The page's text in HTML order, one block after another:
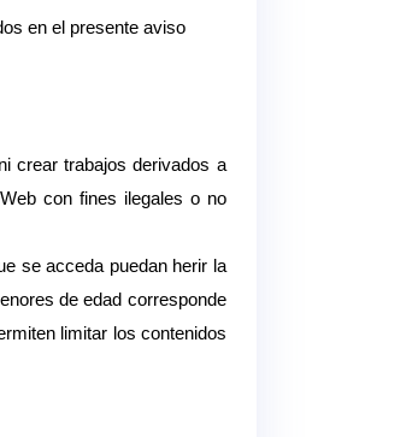
en el presente aviso
crear trabajos derivados a
con fines ilegales o no
se acceda puedan herir la
de edad corresponde
limitar los contenidos